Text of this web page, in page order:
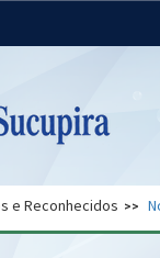
e Reconhecidos